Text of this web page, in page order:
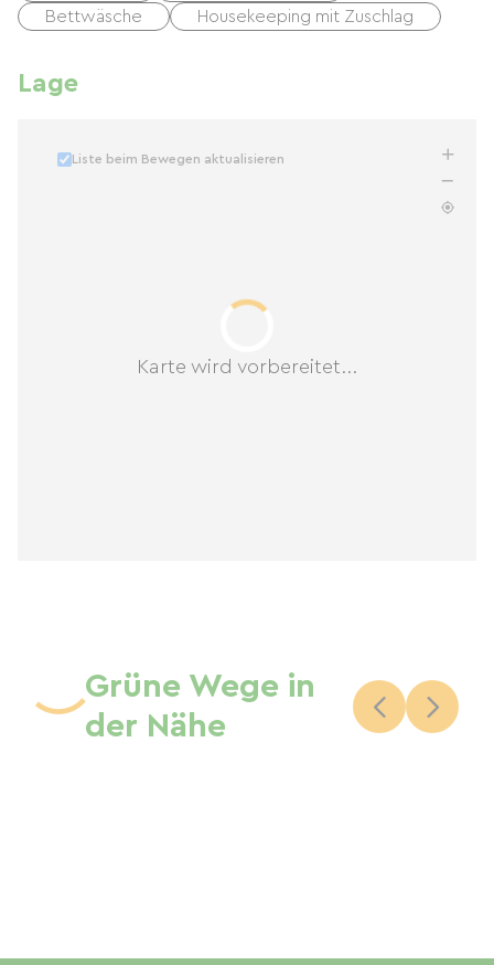
Bettwäsche
Housekeeping mit Zuschlag
Lage
Karte wird vorbereitet...
Liste beim Bewegen aktualisieren
Grüne Wege in
der Nähe